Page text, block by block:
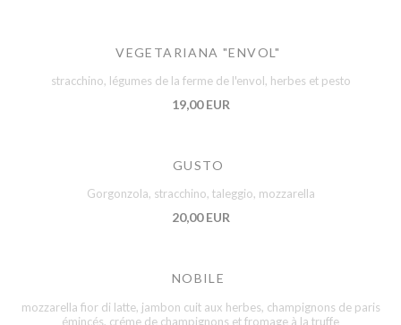
VEGETARIANA "ENVOL"
stracchino, légumes de la ferme de l'envol, herbes et pesto
19,00 EUR
GUSTO
Gorgonzola, stracchino, taleggio, mozzarella
20,00 EUR
NOBILE
mozzarella fior di latte, jambon cuit aux herbes, champignons de paris
émincés, créme de champignons et fromage à la truffe